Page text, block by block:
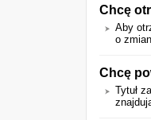
Chcę
Aby
o
Chcę
Tytuł